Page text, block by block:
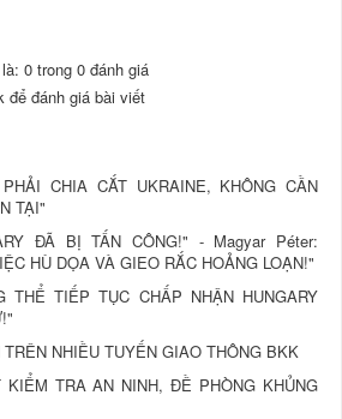
0 trong 0 đánh giá
để đánh giá bài viết
CHIA CẮT UKRAINE, KHÔNG CẦN
TẠI"
ĐÃ BỊ TẤN CÔNG!" - Magyar Péter:
HÙ DỌA VÀ GIEO RẮC HOẢNG LOẠN!"
THỂ TIẾP TỤC CHẤP NHẬN HUNGARY
NHIỀU TUYẾN GIAO THÔNG BKK
KIỂM TRA AN NINH, ĐỀ PHÒNG KHỦNG